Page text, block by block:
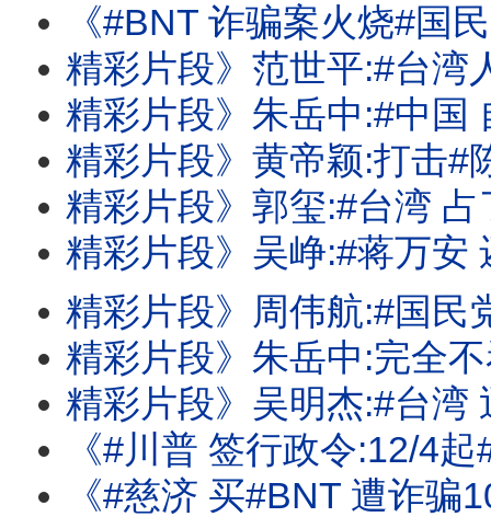
《#BNT 诈骗案火烧#国民党 #民众党 ! #蒋万安 昔喊:相信慈济?还是#
精彩片段》范世平:#台湾人 有义
精彩片段》朱岳中:#中国 自己
精彩片段》黄帝颖:打击#陈时中
精彩片段》郭玺:#台湾 占了很
精彩片段》吴峥:#蒋万安 还在喂
精彩片段》周伟航:#国民党 现在
精彩片段》朱岳中:完全不看好#马
精彩片段》吴明杰:#台湾 迅速
《#川普 签行政令:12/4起#多晶矽 课15%关税! #苹果 出货卡关!卡
《#慈济 买#BNT 遭诈骗10亿!火烧#国民党 #民众党 !#